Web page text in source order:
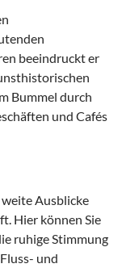
beeindruckt er
Bummel durch
und Cafés
Ausblicke
Hier können Sie
ruhige Stimmung
und